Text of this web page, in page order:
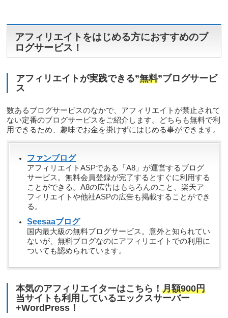
アフィリエイトをはじめる方におすすめのブ
ログサービス！
アフィリエイトが実践できる”無料”ブログサービ
ス
数あるブログサービスのなかで、アフィリエイトが禁止されて
ない定番のブログサービスをご紹介します。どちらも無料で利
用できるため、趣味でお金を掛けずにはじめる事ができます。
ファンブログ
アフィリエイトASPである「A8」が運営するブログ
サービス。無料会員登録が完了するとすぐに利用する
ことができる。A8の広告はもちろんのこと、楽天ア
フィリエイトや他社ASPの広告も掲載することができ
る。
Seesaaブログ
国内最大級の無料ブログサービス。意外と知られてい
ないが、無料ブログなのにアフィリエイトでの利用に
ついても認められています。
本気のアフィリエイターはこちら！月額900円
当サイトも利用しているエックスサーバー
+WordPress！